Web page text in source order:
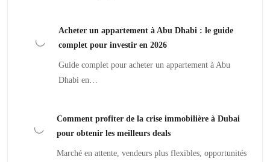
Acheter un appartement à Abu Dhabi : le guide
complet pour investir en 2026
Guide complet pour acheter un appartement à Abu
Dhabi en…
Comment profiter de la crise immobilière à Dubai
pour obtenir les meilleurs deals
Marché en attente, vendeurs plus flexibles, opportunités